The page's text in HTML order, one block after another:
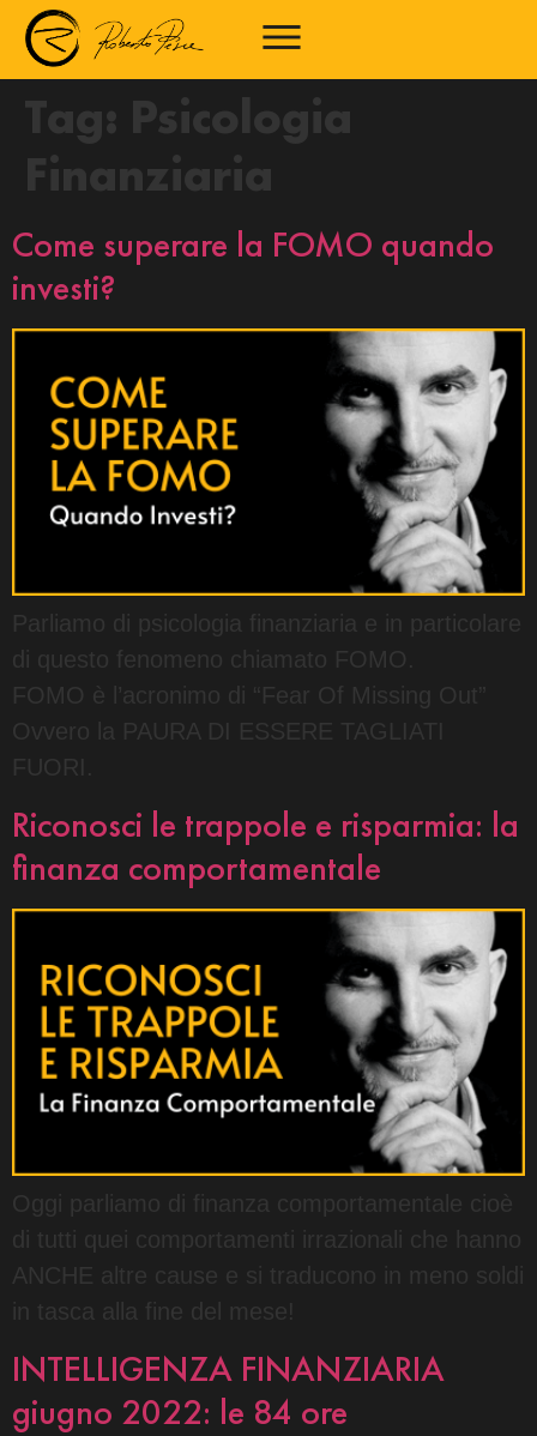
Tag:
Psicologia
Finanziaria
Come superare la FOMO quando
investi?
Parliamo di psicologia finanziaria e in particolare
di questo fenomeno chiamato FOMO.
FOMO è l’acronimo di “Fear Of Missing Out”
Ovvero la PAURA DI ESSERE TAGLIATI
FUORI.
Riconosci le trappole e risparmia: la
finanza comportamentale
Oggi parliamo di finanza comportamentale cioè
di tutti quei comportamenti irrazionali che hanno
ANCHE altre cause e si traducono in meno soldi
in tasca alla fine del mese!
INTELLIGENZA FINANZIARIA
giugno 2022: le 84 ore